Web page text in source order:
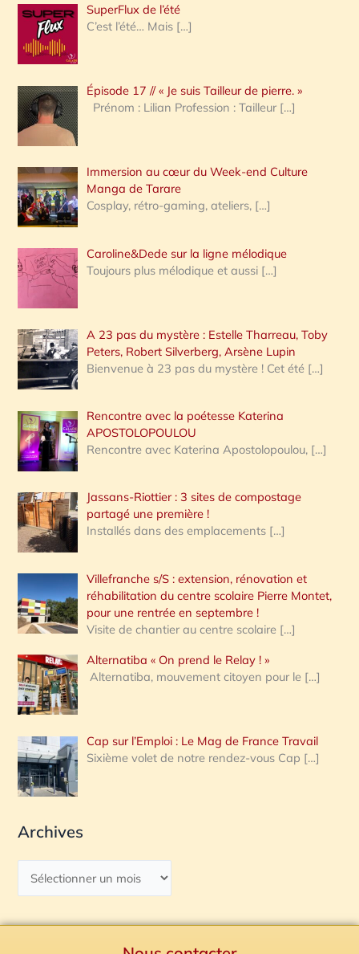
e
r
c
h
e
:
SuperFlux de l’été
C’est l’été… Mais […]
Épisode 17 // « Je suis Tailleur de pierre. »
Prénom : Lilian Profession : Tailleur […]
Immersion au cœur du Week-end Culture
Manga de Tarare
Cosplay, rétro-gaming, ateliers, […]
Caroline&Dede sur la ligne mélodique
Toujours plus mélodique et aussi […]
A 23 pas du mystère : Estelle Tharreau, Toby
Peters, Robert Silverberg, Arsène Lupin
Bienvenue à 23 pas du mystère ! Cet été […]
Rencontre avec la poétesse Katerina
APOSTOLOPOULOU
Rencontre avec Katerina Apostolopoulou, […]
Jassans-Riottier : 3 sites de compostage
partagé une première !
Installés dans des emplacements […]
Villefranche s/S : extension, rénovation et
réhabilitation du centre scolaire Pierre Montet,
pour une rentrée en septembre !
Visite de chantier au centre scolaire […]
Alternatiba « On prend le Relay ! »
Alternatiba, mouvement citoyen pour le […]
Cap sur l’Emploi : Le Mag de France Travail
Sixième volet de notre rendez-vous Cap […]
Archives